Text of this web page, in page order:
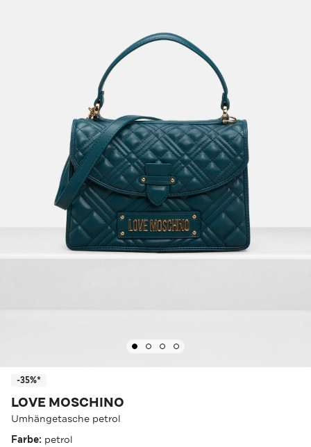
-35%*
LOVE MOSCHINO
Umhängetasche petrol
Farbe: petrol